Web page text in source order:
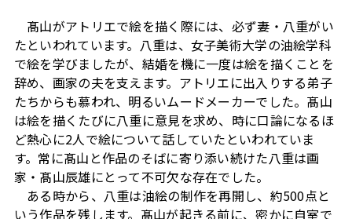
髙山がアトリエで絵を描く際には、必ず妻・八重がい
たといわれています。八重は、女子美術大学の油絵学科
で絵を学びましたが、結婚を機に一度は絵を描くことを
辞め、画家の夫を支えます。アトリエに出入りする弟子
たちからも慕われ、明るいムードメーカーでした。髙山
は絵を描くたびに八重に意見を求め、時に口論になるほ
ど熱心に2人で絵について話していたといわれていま
す。常に髙山と作品のそばに寄り添い続けた八重は画
家・髙山辰雄にとって不可欠な存在でした。
ある時から、八重は油絵の制作を再開し、約500点と
いう作品を残します。髙山が起きる前に、密かに自室で